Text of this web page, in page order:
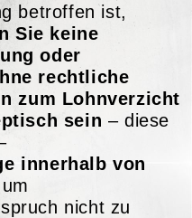
betroffen ist,
Sie keine
oder
rechtliche
zum Lohnverzicht
sein – diese
innerhalb von
nicht zu